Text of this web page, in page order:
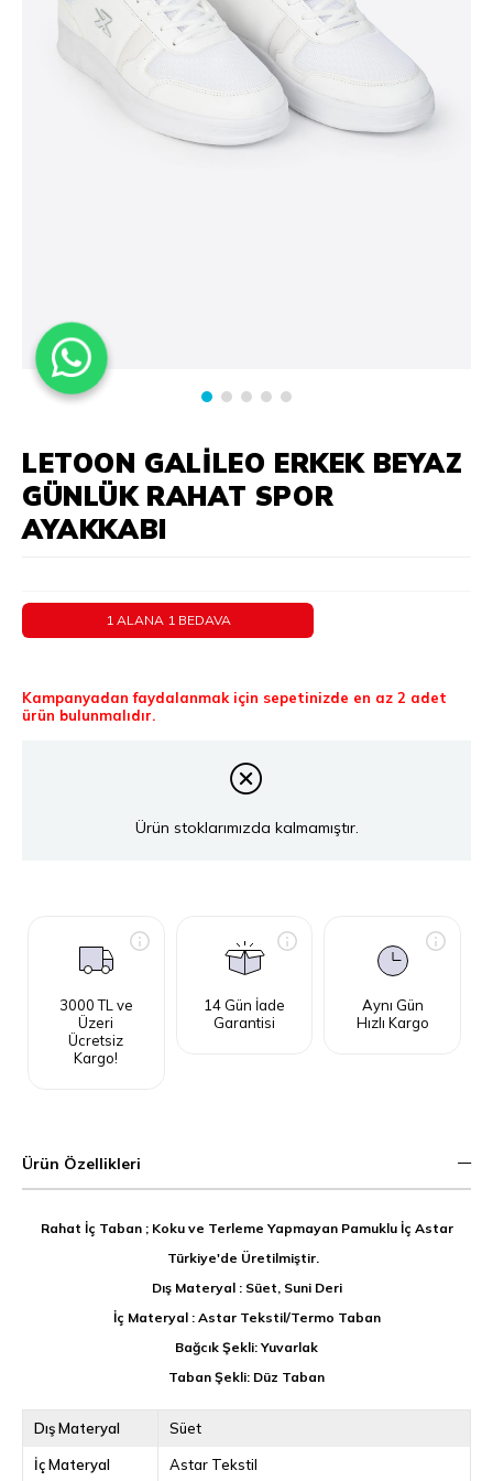
LETOON GALILEO ERKEK BEYAZ
GÜNLÜK RAHAT SPOR
AYAKKABI
1 ALANA 1 BEDAVA
Kampanyadan faydalanmak için sepetinizde en az 2 adet
ürün bulunmalıdır.
Ürün stoklarımızda kalmamıştır.
3000 TL ve
Üzeri
Ücretsiz
Kargo!
14 Gün İade
Garantisi
Aynı Gün
Hızlı Kargo
Ürün Özellikleri
Rahat İç Taban ; Koku ve Terleme Yapmayan Pamuklu İç Astar
Türkiye'de Üretilmiştir.
Dış Materyal : Süet, Suni Deri
İç Materyal : Astar Tekstil/Termo Taban
Bağcık Şekli: Yuvarlak
Taban Şekli: Düz Taban
Dış Materyal Süet
İç Materyal Astar Tekstil